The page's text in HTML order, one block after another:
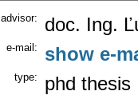
advisor: doc. Ing.
e-mail: show e-
type: phd thesis